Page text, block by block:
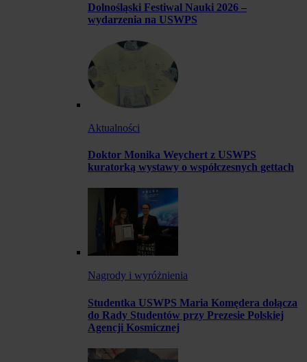
Dolnośląski Festiwal Nauki 2026 –
wydarzenia na USWPS
Aktualności
Doktor Monika Weychert z USWPS
kuratorką wystawy o współczesnych gettach
Nagrody i wyróżnienia
Studentka USWPS Maria Komędera dołącza
do Rady Studentów przy Prezesie Polskiej
Agencji Kosmicznej